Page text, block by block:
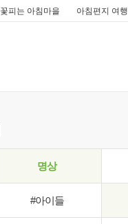
꽃피는 아침마을 아침편지 여행
명상
#아이들